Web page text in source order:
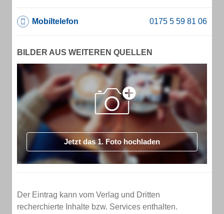
Mobiltelefon
BILDER AUS WEITEREN QUELLEN
Jetzt das 1. Foto hochladen
Der Eintrag kann vom Verlag und Dritten
recherchierte Inhalte bzw. Services enthalten.